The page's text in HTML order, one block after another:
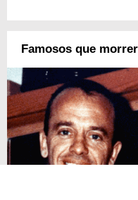
Famosos que